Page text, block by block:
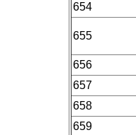
654
655
656
657
658
659